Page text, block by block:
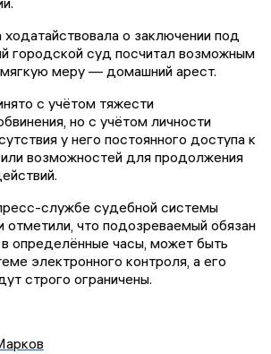
ходатайствовала о заключении под
городской суд посчитал возможным
меру — домашний арест.
с учётом тяжести
но с учётом личности
у него постоянного доступа к
возможностей для продолжения
службе судебной системы
отметили, что подозреваемый обязан
определённые часы, может быть
электронного контроля, а его
строго ограничены.